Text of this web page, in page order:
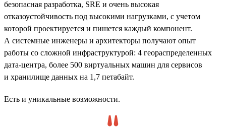
безопасная разработка, SRE и очень высокая
отказоустойчивость под высокими нагрузками, с учетом
которой проектируется и пишется каждый компонент.
А системные инженеры и архитекторы получают опыт
работы со сложной инфраструктурой: 4 геораспределенных
дата-центра, более 500 виртуальных машин для сервисов
и хранилище данных на 1,7 петабайт.
Есть и уникальные возможности.